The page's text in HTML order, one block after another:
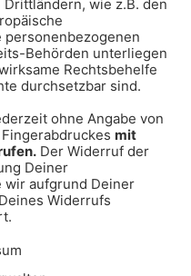
Entspannung pur!